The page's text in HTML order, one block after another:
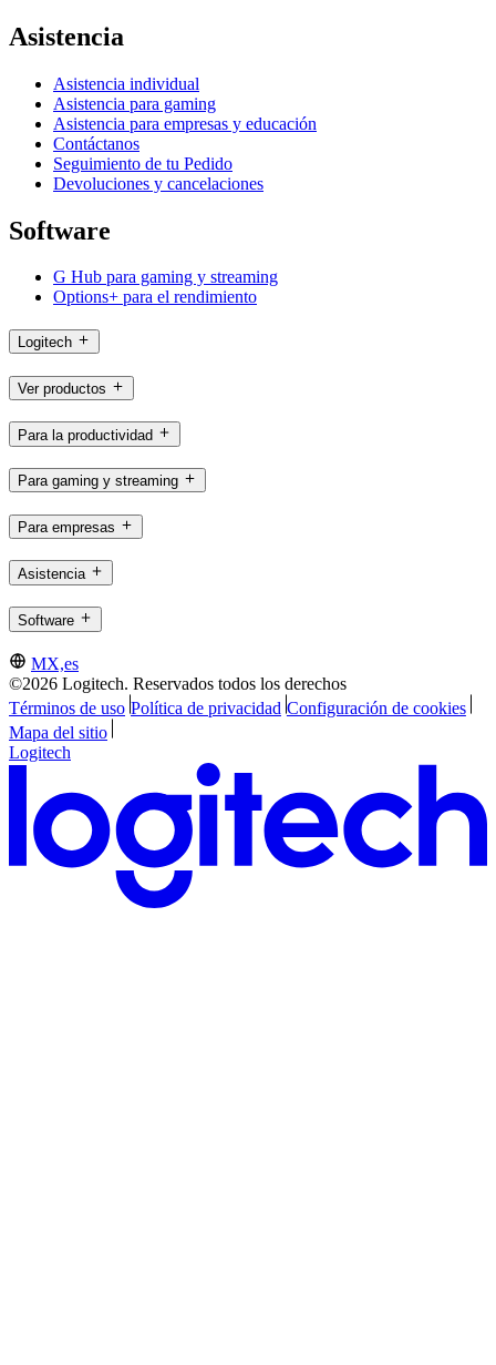
Asistencia
Asistencia individual
Asistencia para gaming
Asistencia para empresas y educación
Contáctanos
Seguimiento de tu Pedido
Devoluciones y cancelaciones
Software
G Hub para gaming y streaming
Options+ para el rendimiento
Logitech
Ver productos
Para la productividad
Para gaming y streaming
Para empresas
Asistencia
Software
MX,es
©2026 Logitech. Reservados todos los derechos
Términos de uso Política de privacidad Configuración de cookies
Mapa del sitio
Logitech